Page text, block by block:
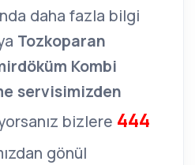
daha fazla bilgi
Tozkoparan
Kombi
servisimizden
bizlere 444
gönül